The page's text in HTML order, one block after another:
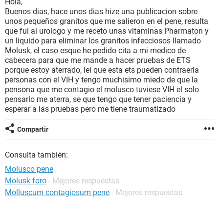
BIENESTAR
SEXUALIDAD
GLOSARIO
Buenos dias, hace unos dias hize una publicacion sobre
unos pequeños granitos que me salieron en el pene, resulta
que fui al urologo y me receto unas vitaminas Pharmaton y
un liquido para eliminar los granitos infecciosos llamado
Molusk, el caso esque he pedido cita a mi medico de
cabecera para que me mande a hacer pruebas de ETS
porque estoy aterrado, lei que esta ets pueden contraerla
personas con el VIH y tengo muchisimo miedo de que la
pensona que me contagio el molusco tuviese VIH el solo
pensarlo me aterra, se que tengo que tener paciencia y
esperar a las pruebas pero me tiene traumatizado
Compartir
Consulta también:
Molusco pene
Molusk foro - Mejores respuestas
Molluscum contagiosum pene - Mejores respuestas